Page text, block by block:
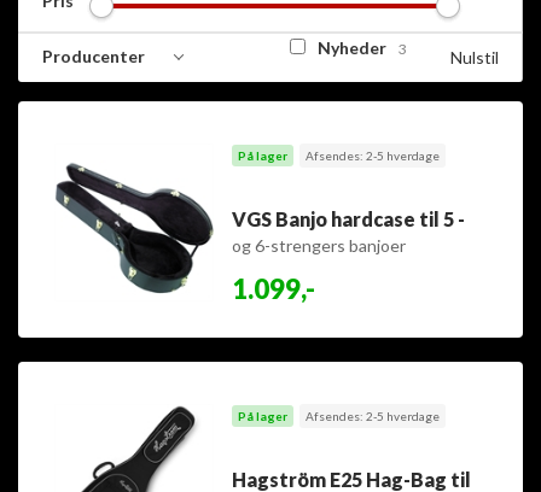
Nulstil
Producenter Nyheder 3
På lager Afsendes: 2-5 hverdage
VGS Banjo hardcase til 5 -
og 6-strengers banjoer
1.099,-
På lager Afsendes: 2-5 hverdage
Hagström E25 Hag-Bag til